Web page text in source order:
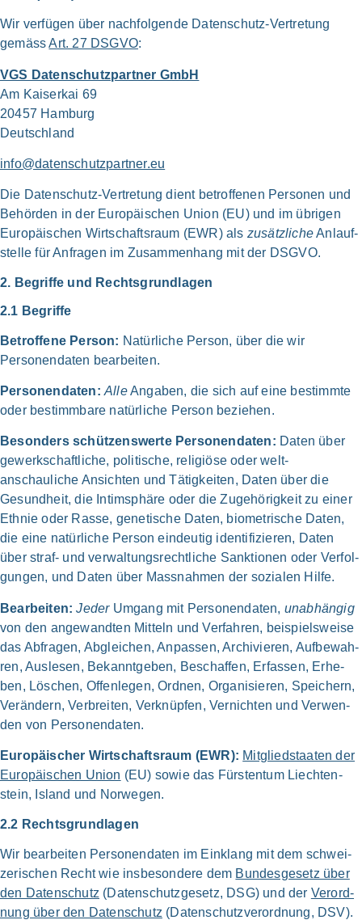
Wir ver­fü­gen über nach­fol­gen­de Daten­schutz-Vertretung
gemässArt. 27 DSG­VO:
VGS Datenschutz­partner GmbH
Am Kai­ser­kai 69
20457 Ham­burg
Deutsch­land
info@datenschutzpartner.eu
Die Daten­schutz-Vertretung dient betrof­fe­nen Per­so­nen und
Behör­den in der Euro­päi­schen Uni­on (EU) und im übri­gen
Euro­päi­schen Wirt­schaftsraum (EWR) als zusätz­li­cheAnlauf­
stelle für Anfra­gen im Zusam­men­hang mit der DSG­VO.
2. Begrif­fe und Rechts­grundlagen
2.1 Begrif­fe
Betrof­fe­ne Per­son: Natür­li­che Per­son, über die wir
Personen­daten bear­bei­ten.
Personen­daten: AlleAnga­ben, die sich auf eine bestimm­te
oder bestimm­ba­re natür­li­che Per­son bezie­hen.
Beson­ders schüt­zens­wer­te Personen­daten: Daten über
gewerk­schaftliche, poli­ti­sche, reli­giö­se oder welt­
anschauliche Ansich­ten und Tätig­kei­ten, Daten über die
Gesund­heit, die Intim­sphäre oder die Zuge­hö­rig­keit zu einer
Eth­nie oder Ras­se, gene­ti­sche Daten, bio­me­tri­sche Daten,
die eine natür­li­che Per­son ein­deu­tig iden­ti­fi­zie­ren, Daten
über straf- und verwaltungs­rechtliche Sank­tio­nen oder Ver­fol­
gun­gen, und Daten über Mass­nahmen der sozia­len Hil­fe.
Bear­bei­ten: JederUmgang mit Personen­daten, unab­hän­gig
von den ange­wand­ten Mit­teln und Ver­fah­ren, bei­spiels­wei­se
das Abfra­gen, Abglei­chen, Anpas­sen, Archi­vie­ren, Auf­be­wah­
ren, Aus­le­sen, Bekannt­geben, Beschaf­fen, Erfas­sen, Erhe­
ben, Löschen, Offen­le­gen, Ord­nen, Orga­ni­sie­ren, Spei­chern,
Ver­än­dern, Ver­brei­ten, Ver­knüp­fen, Ver­nich­ten und Ver­wen­
den von Personen­daten.
Euro­päi­scher Wirtschafts­raum (EWR): Mitglied­staaten der
Euro­päi­schen Uni­on (EU) sowie das Für­sten­tum Liechten­
stein, Island und Nor­we­gen.
2.2 Rechts­grundlagen
Wir bear­bei­ten Personen­daten im Ein­klang mit dem schwei­
ze­ri­schen Recht wie ins­be­son­de­re dem Bundes­gesetz über
den Daten­schutz (Daten­schutz­gesetz, DSG) und der Ver­ord­
nung über den Daten­schutz (Daten­schutz­verordnung, DSV).